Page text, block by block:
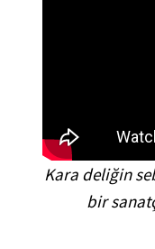
Kara deliğin
bir